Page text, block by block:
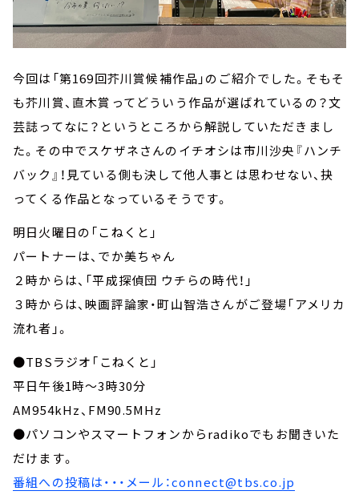
今回は「第169回芥川賞候補作品」のご紹介でした。そもそ
も芥川賞、直木賞ってどういう作品が選ばれているの？文
芸誌ってなに？というところから解説していただきまし
た。その中でスケザネさんのイチオシは市川沙央『ハンチ
バック』！見ている側も決して他人事とは思わせない、抉
ってくる作品となっているそうです。
明日火曜日の「こねくと」
パートナーは、でか美ちゃん
２時からは、「平成探偵団 ウチらの時代！」
３時からは、映画評論家・町山智浩さんがご登場「アメリカ
流れ者」。
●TBSラジオ「こねくと」
平日午後1時～3時30分
AM954kHz、FM90.5MHz
●パソコンやスマートフォンからradikoでもお聞きいた
だけます。
番組への投稿は・・・メール：connect@tbs.co.jp